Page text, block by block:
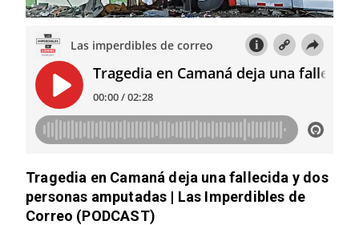
Tragedia en Camaná deja una fallecida y dos
personas amputadas | Las Imperdibles de
Correo (PODCAST)